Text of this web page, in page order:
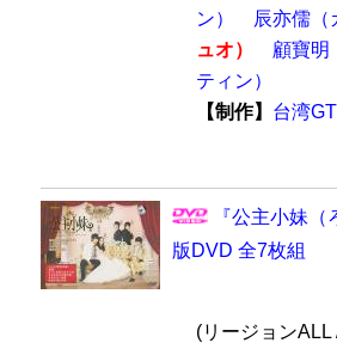
ン）
辰亦儒（
ュオ）
顧寶明
ティン）
【制作】 台湾
『公主小妹
版DVD 全7枚組
(リージョン